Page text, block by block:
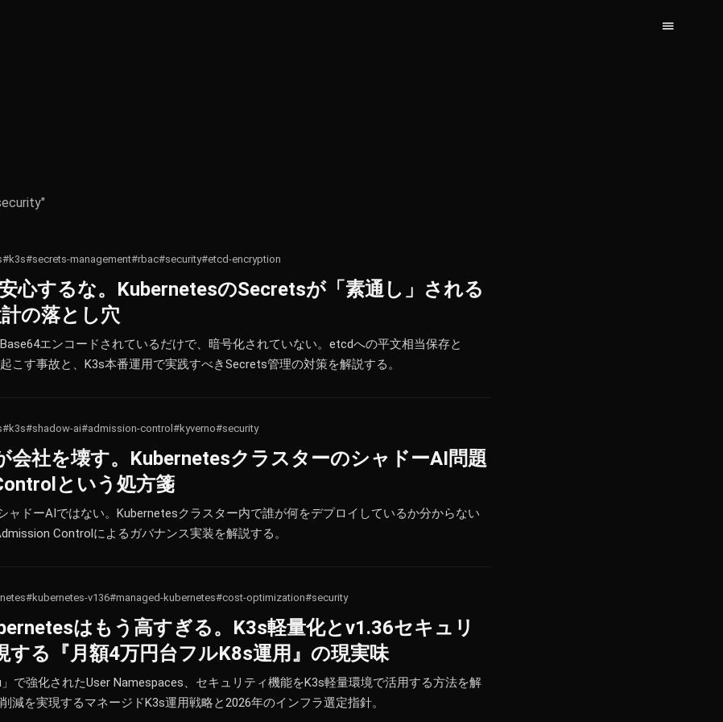
#k3s#secrets-management#rbac#security#etcd-encryption
心するな。KubernetesのSecretsが「素通し」される
の落とし穴
エンコードされているだけで、暗号化されていない。etcdへの平文相当保存と
こす事故と、K3s本番運用で実践すべきSecrets管理の対策を解説する。
#k3s#shadow-ai#admission-control #kyverno#security
会社を壊す。KubernetesクラスターのシャドーAI問題
という処方箋
ャドーAIではない。Kubernetesクラスター内で誰が何をデプロイしているか分からない
Controlによるガバナンス実装を解説する。
#kubernetes-v136#managed-kubernetes#cost-optimization#security
はもう高すぎる。K3s軽量化とv1.36セキュリ
する『月額4万円台フルK8s運用』の現実味
で強化されたUser Namespaces、セキュリティ機能をK3s軽量環境で活用する方法を解
減を実現するマネージドK3s運用戦略と2026年のインフラ選定指針。